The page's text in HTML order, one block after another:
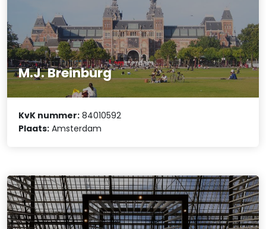
M.J. Breinburg
KvK nummer: 84010592
Plaats: Amsterdam